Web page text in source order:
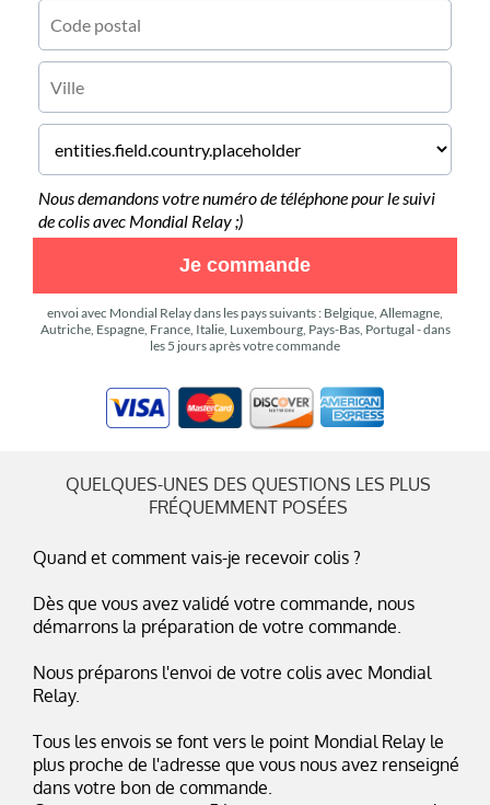
Nous demandons votre numéro de téléphone pour le suivi
de colis avec Mondial Relay ;)
Je commande
envoi avec Mondial Relay dans les pays suivants : Belgique, Allemagne,
Autriche, Espagne, France, Italie, Luxembourg, Pays-Bas, Portugal - dans
les 5 jours après votre commande
QUELQUES-UNES DES QUESTIONS LES PLUS
FRÉQUEMMENT POSÉES
Quand et comment vais-je recevoir colis ?
Dès que vous avez validé votre commande, nous
démarrons la préparation de votre commande.
Nous préparons l'envoi de votre colis avec Mondial
Relay.
Tous les envois se font vers le point Mondial Relay le
plus proche de l'adresse que vous nous avez renseigné
dans votre bon de commande.